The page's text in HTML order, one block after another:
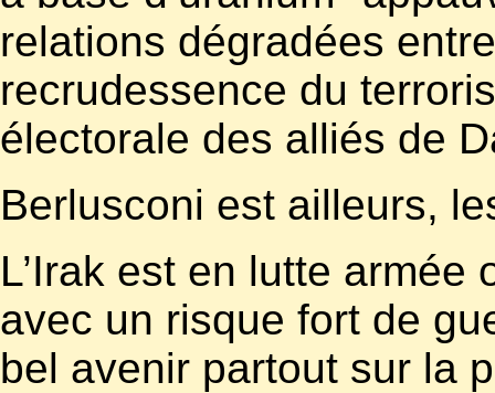
relations dégradées
recrudessence du
électorale des alliés de
Berlusconi est ailleurs,
L’Irak est en lutte
avec un risque fort de
bel avenir partout sur la